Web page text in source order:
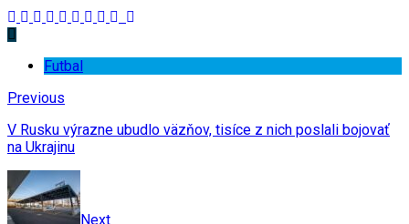
Futbal
Previous
V Rusku výrazne ubudlo väzňov, tisíce z nich poslali bojovať
na Ukrajinu
Next